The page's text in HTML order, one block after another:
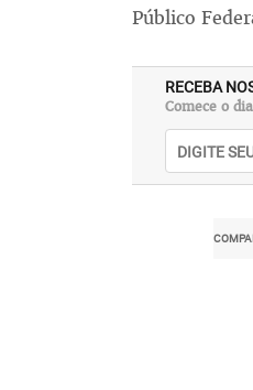
Público
RECEBA
Comece o